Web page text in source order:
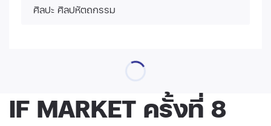
ศิลปะ ศิลปหัตถกรรม
IF MARKET ครั้งที่ 8